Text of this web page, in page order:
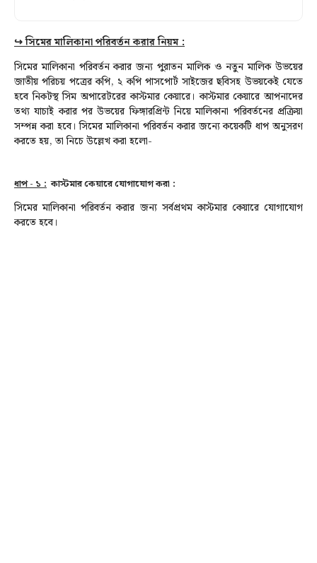
↪সিমের মালিকানা পরিবর্তন করার নিয়ম :
সিমের মালিকানা পরিবর্তনকরার জন্য পুরাতন মালিক ও নতুন মালিক উভয়ের
জাতীয় পরিচয় পত্রের কপি, ২ কপি পাসপোর্ট সাইজের ছবিসহ উভয়কেই যেতে
হবে নিকটস্থ সিম অপারেটরের কাস্টমার কেয়ারে। কাস্টমার কেয়ারে আপনাদের
তথ্য যাচাই করার পর উভয়ের ফিঙ্গারপ্রিন্ট নিয়ে মালিকানা পরিবর্তনের প্রক্রিয়া
সম্পন্ন করা হবে। সিমের মালিকানা পরিবর্তন করার জন্যে কয়েকটি ধাপ অনুসরণ
করতে হয়, তা নিচে উল্লেখ করা হলো-
ধাপ - ১ : কাস্টমার কেয়ারে যোগাযোগ করা :
সিমের মালিকানা পরিবর্তন করার জন্য সর্বপ্রথম কাস্টমার কেয়ারে যোগাযোগ
করতে হবে।